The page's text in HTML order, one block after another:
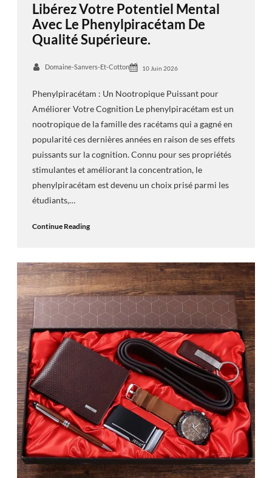
Libérez Votre Potentiel Mental
Avec Le Phenylpiracétam De
Qualité Supérieure.
Domaine-Sanvers-Et-Cotton 10 Juin 2026
Phenylpiracétam : Un Nootropique Puissant pour
Améliorer Votre Cognition Le phenylpiracétam est un
nootropique de la famille des racétams qui a gagné en
popularité ces dernières années en raison de ses effets
puissants sur la cognition. Connu pour ses propriétés
stimulantes et améliorant la concentration, le
phenylpiracétam est devenu un choix prisé parmi les
étudiants,…
Continue Reading